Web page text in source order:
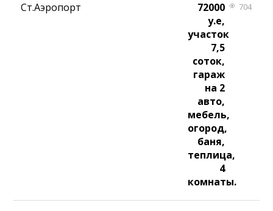
Ст.Аэропорт
72000
у.е,
участок
7,5
соток,
гараж
на 2
авто,
мебель,
огород,
баня,
теплица,
4
комнаты.
704